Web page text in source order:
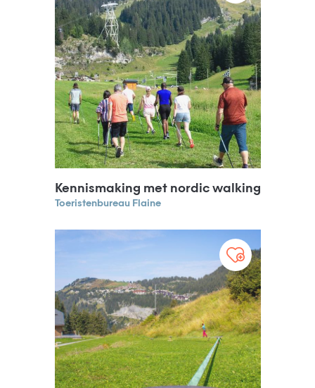
Kennismaking met nordic walking
Toeristenbureau Flaine